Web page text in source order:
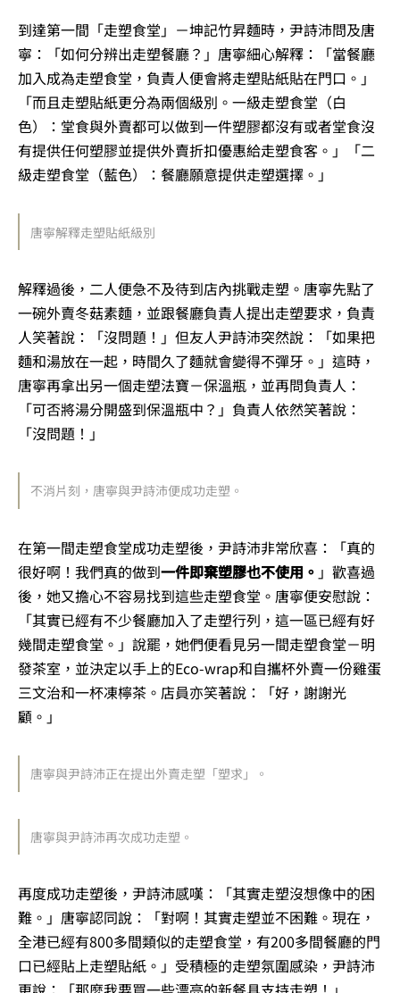
到達第一間「走塑食堂」－坤記竹昇麵時，尹詩沛問及唐
寧：「如何分辨出走塑餐廳？」唐寧細心解釋：「當餐廳
加入成為走塑食堂，負責人便會將走塑貼紙貼在門口。」
「而且走塑貼紙更分為兩個級別。一級走塑食堂（白
色）：堂食與外賣都可以做到一件塑膠都沒有或者堂食沒
有提供任何塑膠並提供外賣折扣優惠給走塑食客。」「二
級走塑食堂（藍色）：餐廳願意提供走塑選擇。」
唐寧解釋走塑貼紙級別
解釋過後，二人便急不及待到店內挑戰走塑。唐寧先點了
一碗外賣冬菇素麵，並跟餐廳負責人提出走塑要求，負責
人笑著說：「沒問題！」但友人尹詩沛突然說：「如果把
麵和湯放在一起，時間久了麵就會變得不彈牙。」這時，
唐寧再拿出另一個走塑法寶－保溫瓶，並再問負責人：
「可否將湯分開盛到保溫瓶中？」負責人依然笑著說：
「沒問題！」
不消片刻，唐寧與尹詩沛便成功走塑。
在第一間走塑食堂成功走塑後，尹詩沛非常欣喜：「真的
很好啊！我們真的做到一件即棄塑膠也不使用。 」歡喜過
後，她又擔心不容易找到這些走塑食堂。唐寧便安慰說：
「其實已經有不少餐廳加入了走塑行列，這一區已經有好
幾間走塑食堂。」說罷，她們便看見另一間走塑食堂－明
發茶室，並決定以手上的Eco-wrap和自攜杯外賣一份雞蛋
三文治和一杯凍檸茶。店員亦笑著說：「好，謝謝光
顧。」
唐寧與尹詩沛正在提出外賣走塑「塑求」。
唐寧與尹詩沛再次成功走塑。
再度成功走塑後，尹詩沛感嘆：「其實走塑沒想像中的困
難。」唐寧認同說：「對啊！其實走塑並不困難。現在，
全港已經有800多間類似的走塑食堂，有200多間餐廳的門
口已經貼上走塑貼紙。」受積極的走塑氛圍感染，尹詩沛